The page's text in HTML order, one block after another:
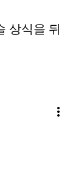
상식을 뒤
more_vert